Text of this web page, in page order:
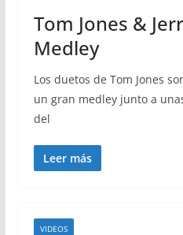
Tom Jones &
Medley
Los duetos de Tom Jones
un gran medley junto a
del
Leer más
VIDEOS